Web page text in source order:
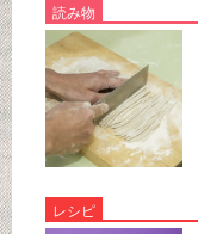
読み物
レシピ